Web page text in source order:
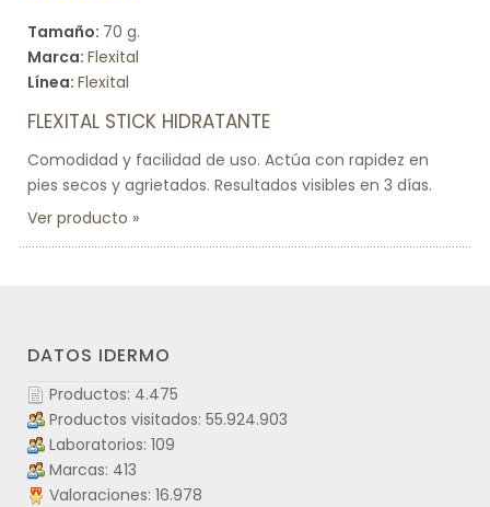
Tamaño: 70 g.
Marca: Flexital
Línea: Flexital
FLEXITAL STICK HIDRATANTE
Comodidad y facilidad de uso. Actúa con rapidez en
pies secos y agrietados. Resultados visibles en 3 días.
Ver producto
DATOS IDERMO
Productos: 4.475
Productos visitados: 55.924.903
Laboratorios: 109
Marcas: 413
Valoraciones: 16.978